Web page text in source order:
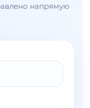
напрямую